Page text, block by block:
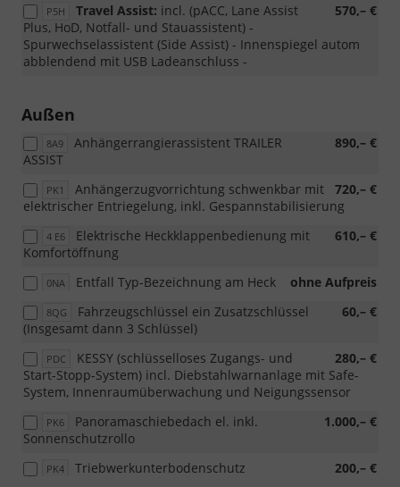
P5H 570,– €
Travel Assist: incl. (pACC, Lane Assist
Plus, HoD, Notfall- und Stauassistent) -
Spurwechselassistent (Side Assist) - Innenspiegel autom
abblendend mit USB Ladeanschluss -
Außen
8A9 890,– €
Anhängerrangierassistent TRAILER
ASSIST
PK1 720,– €
Anhängerzugvorrichtung schwenkbar mit
elektrischer Entriegelung, inkl. Gespannstabilisierung
4 E6 610,– €
Elektrische Heckklappenbedienung mit
Komfortöffnung
0NA ohne Aufpreis
Entfall Typ-Bezeichnung am Heck
8QG 60,– €
Fahrzeugschlüssel ein Zusatzschlüssel
(Insgesamt dann 3 Schlüssel)
PDC 280,– €
KESSY (schlüsselloses Zugangs- und
Start-Stopp-System) incl. Diebstahlwarnanlage mit Safe-
System, Innenraumüberwachung und Neigungssensor
PK6 1.000,– €
Panoramaschiebedach el. inkl.
Sonnenschutzrollo
PK4 200,– €
Triebwerkunterbodenschutz